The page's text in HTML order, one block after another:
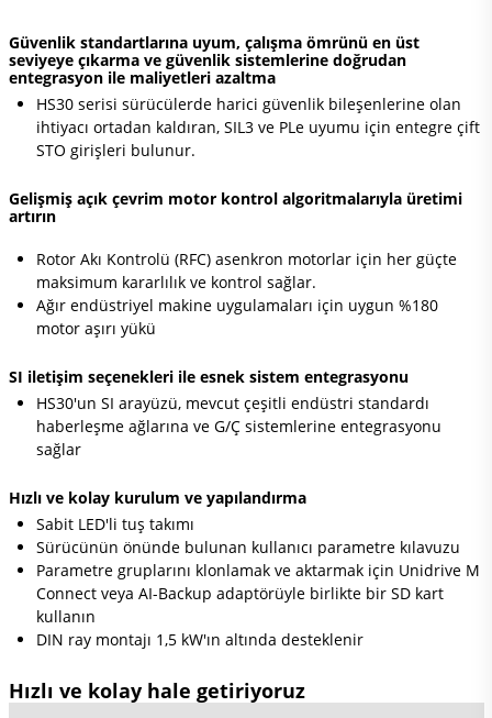
Güvenlik standartlarına uyum, çalışma ömrünü en üst
seviyeye çıkarma ve güvenlik sistemlerine doğrudan
entegrasyon ile maliyetleri azaltma
HS30 serisi sürücülerde harici güvenlik bileşenlerine olan
ihtiyacı ortadan kaldıran, SIL3 ve PLe uyumu için entegre çift
STO girişleri bulunur.
Gelişmiş açık çevrim motor kontrol algoritmalarıyla üretimi
artırın
Rotor Akı Kontrolü (RFC) asenkron motorlar için her güçte
maksimum kararlılık ve kontrol sağlar.
Ağır endüstriyel makine uygulamaları için uygun %180
motor aşırı yükü
SI iletişim seçenekleri ile esnek sistem entegrasyonu
HS30'un SI arayüzü, mevcut çeşitli endüstri standardı
haberleşme ağlarına ve G/Ç sistemlerine entegrasyonu
sağlar
Hızlı ve kolay kurulum ve yapılandırma
Sabit LED'li tuş takımı
Sürücünün önünde bulunan kullanıcı parametre kılavuzu
Parametre gruplarını klonlamak ve aktarmak için Unidrive M
Connect veya AI-Backup adaptörüyle birlikte bir SD kart
kullanın
DIN ray montajı 1,5 kW'ın altında desteklenir
Hızlı ve kolay hale getiriyoruz